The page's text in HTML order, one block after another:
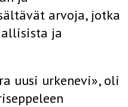
arvoja, jotka
ja
uusi urkenevi», oli